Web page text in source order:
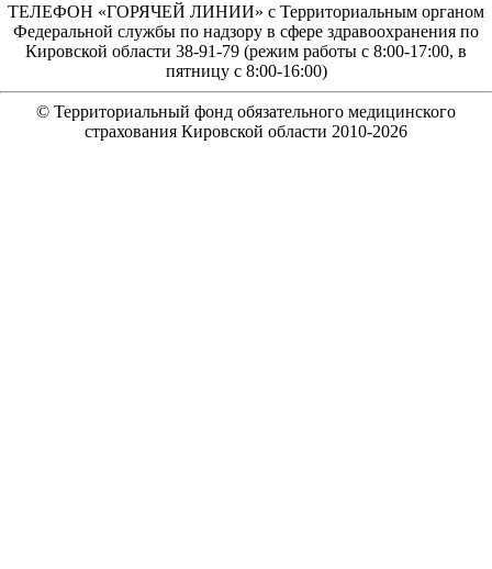
ТЕЛЕФОН «ГОРЯЧЕЙ ЛИНИИ» с Территориальным органом
Федеральной службы по надзору в сфере здравоохранения по
Кировской области 38-91-79 (режим работы с 8:00-17:00, в
пятницу с 8:00-16:00)
© Территориальный фонд обязательного медицинского
страхования Кировской области 2010-2026